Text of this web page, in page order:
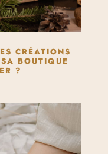
CRÉATIONS
BOUTIQUE
?